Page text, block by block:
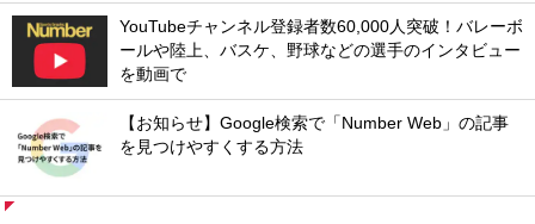
YouTubeチャンネル登録者数60,000人突破！バレーボ
ールや陸上、バスケ、野球などの選手のインタビュー
を動画で
【お知らせ】Google検索で「Number Web」の記事
を見つけやすくする方法